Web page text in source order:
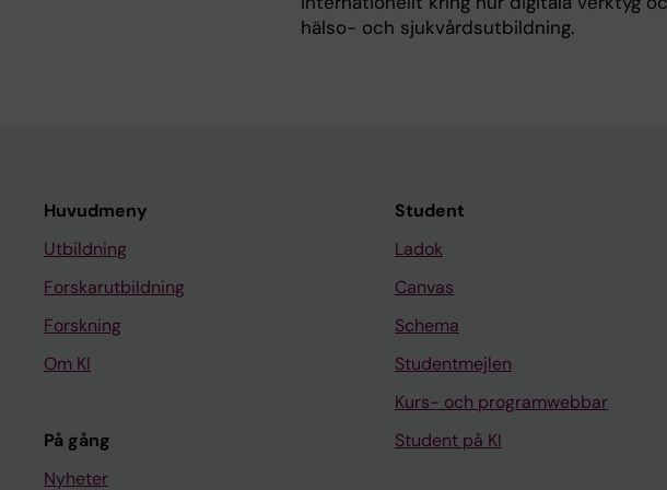
hälso- och sjukvårdsutbildning.
Huvudmeny
Utbildning
Forskarutbildning
Forskning
Om KI
På gång
Nyheter
Student
Ladok
Canvas
Schema
Studentmejlen
Kurs- och programwebbar
Student på KI